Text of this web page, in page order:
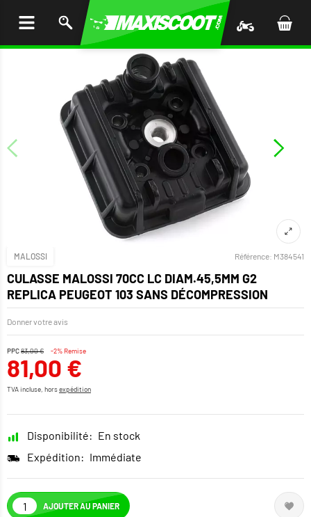
MALOSSI Référence: M384541
CULASSE MALOSSI 70CC LC DIAM.45,5MM G2
REPLICA PEUGEOT 103 SANS DÉCOMPRESSION
Donner votre avis
PPC83,00 € -2% Remise
81,00 €
TVA incluse, horsexpédition
Disponibilité: En stock
Expédition: Immédiate
AJOUTER AU PANIER